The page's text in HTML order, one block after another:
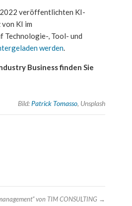
2022 veröffentlichten KI-
KI im
Technologie-, Tool- und
werden.
Business finden Sie
Bild:Patrick Tomasso, Unsplash
von TIM CONSULTING →